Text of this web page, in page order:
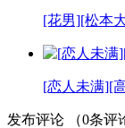
[花男][松本
[恋人未满][
发布评论 （0条评